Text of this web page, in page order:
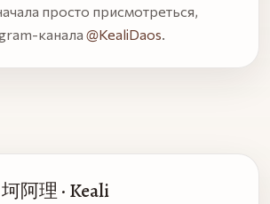
просто присмотреться,
канала @KealiDaos.
阿理 · Keali